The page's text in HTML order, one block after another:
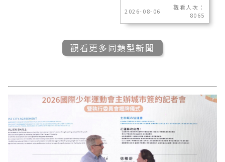
2026-08-06
觀看人次：
8065
觀看更多同類型新聞